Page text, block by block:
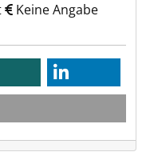
Keine Angabe